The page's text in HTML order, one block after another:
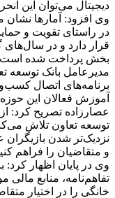
دیجیتال می‌توان این
وی افزود: آمارها
در راستای تقویت و
قرار دارد و در سال‌های
بخش پرداخت شده
مدیرعامل بانک توسعه
برنامه‌های اتصال
آموزش فعالان این
عصارزاده تصریح کرد:
توسعه تعاون تلاش
نزدیک‌تر شدن
و متقاضیان را فراهم
وی در پایان اظهار کرد:
تفاهم‌نامه‌، منابع مالی
خانگی را در اختیار